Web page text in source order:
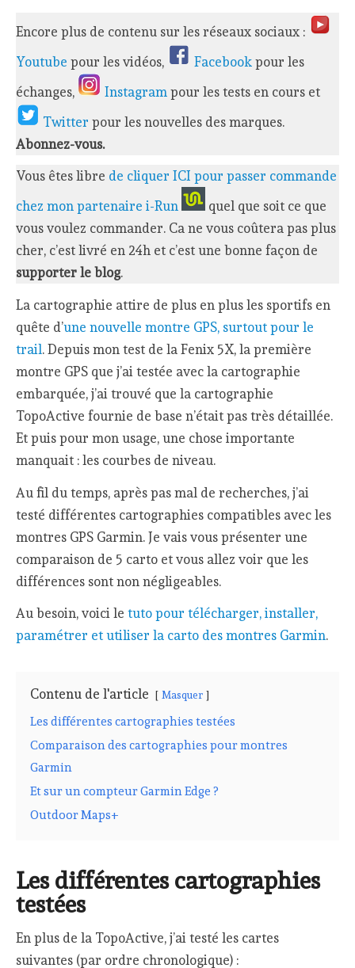
Encore plus de contenu sur les réseaux sociaux :
Youtube pour les vidéos, Facebookpour les
échanges,
Instagrampour les tests en cours et
Twitterpour les nouvelles des marques.
Abonnez-vous.
Vous êtes libre de cliquer ICI pour passer commande
chez mon partenaire i-Run
quel que soit ce que
vous voulez commander. Ca ne vous coûtera pas plus
cher, c’est livré en 24h et c’est une bonne façon de
supporter le blog.
La cartographie attire de plus en plus les sportifs en
quête d’une nouvelle montre GPS, surtout pour le
trail. Depuis mon test de la Fenix 5X, la première
montre GPS que j’ai testée avec la cartographie
embarquée, j’ai trouvé que la cartographie
TopoActive fournie de base n’était pas très détaillée.
Et puis pour mon usage, une chose importante
manquait : les courbes de niveau.
Au fil du temps, après pas mal de recherches, j’ai
testé différentes cartographies compatibles avec les
montres GPS Garmin. Je vais vous présenter une
comparaison de 5 carto et vous allez voir que les
différences sont non négligeables.
Au besoin, voici letuto pour télécharger, installer,
paramétrer et utiliser la carto des montres Garmin.
Contenu de l'article Masquer
Les différentes cartographies testées
Comparaison des cartographies pour montres
Garmin
Et sur un compteur Garmin Edge ?
Outdoor Maps+
Les différentes cartographies
testées
En plus de la TopoActive, j’ai testé les cartes
suivantes (par ordre chronologique) :